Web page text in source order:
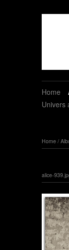
Home
Univers
Home /
alice-